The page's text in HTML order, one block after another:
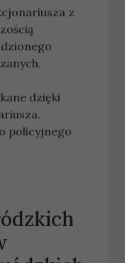
z
dzięki
policyjnego